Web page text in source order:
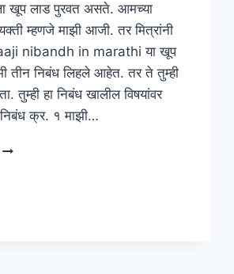
खूप लाड पुरवत असते. आमच्या
म्हणजे माझी आजी. तर मित्रांनी
nibandh in marathi या खूप
तीन निबंध लिहले आहेत. तर ते तुम्ही
तुम्ही हा निबंध खालील विषयांवर
क्र. १ माझी…